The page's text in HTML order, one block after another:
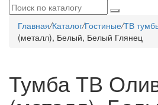
Главная/Каталог/Гостиные/ТВ
(металл), Белый, Белый Глянец
Тумба ТВ